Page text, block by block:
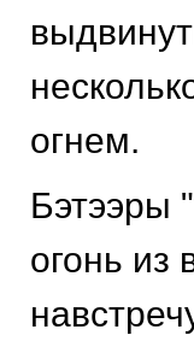
огнем.
Бэтээры
огонь из